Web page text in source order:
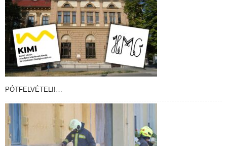
PÓTFELVÉTELI!…